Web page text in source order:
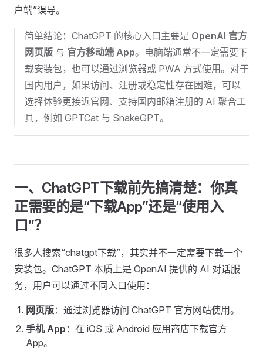
户端”误导。
简单结论：ChatGPT 的核心入口主要是 OpenAI 官方
网页版 与 官方移动端 App。电脑端通常不一定需要下
载安装包，也可以通过浏览器或 PWA 方式使用。对于
国内用户，如果访问、注册或稳定性存在困难，可以
选择体验更接近官网、支持国内邮箱注册的 AI 聚合工
具，例如 GPTCat 与 SnakeGPT。
一、ChatGPT下载前先搞清楚：你真
正需要的是“下载App”还是“使用入
口”？
很多人搜索“chatgpt下载”，其实并不一定需要下载一个
安装包。ChatGPT 本质上是 OpenAI 提供的 AI 对话服
务，用户可以通过不同入口使用：
网页版：通过浏览器访问 ChatGPT 官方网站使用。
手机 App ：在 iOS 或 Android 应用商店下载官方
App。